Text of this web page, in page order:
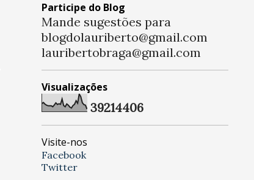
Participe do Blog
Mande sugestões para
blogdolauriberto@gmail.com
lauribertobraga@gmail.com
Visualizações
39214406
Visite-nos
Facebook
Twitter